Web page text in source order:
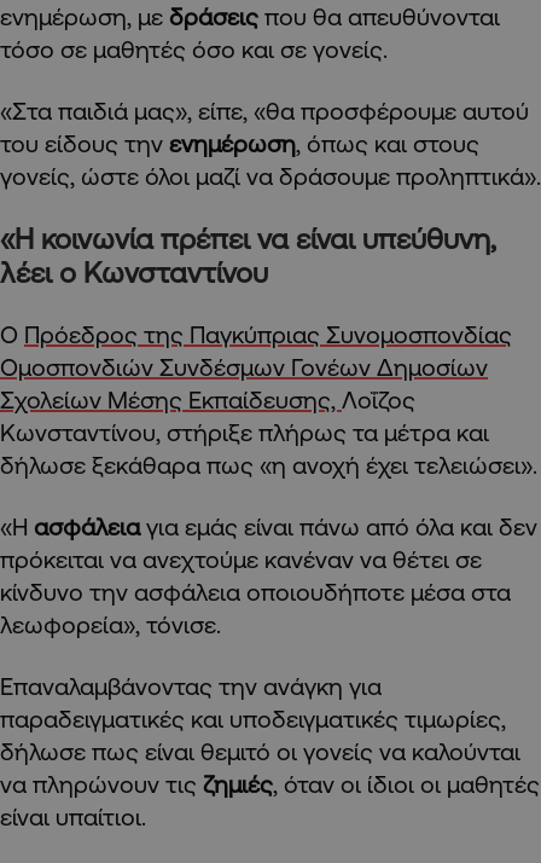
ενημέρωση, με δράσεις που θα απευθύνονται
τόσο σε μαθητές όσο και σε γονείς.
«Στα παιδιά μας», είπε, «θα προσφέρουμε αυτού
του είδους την ενημέρωση, όπως και στους
γονείς, ώστε όλοι μαζί να δράσουμε προληπτικά».
«Η κοινωνία πρέπει να είναι υπεύθυνη,
λέει ο Κωνσταντίνου
Ο Πρόεδρος της Παγκύπριας Συνομοσπονδίας
Ομοσπονδιών Συνδέσμων Γονέων Δημοσίων
Σχολείων Μέσης Εκπαίδευσης, Λοΐζος
Κωνσταντίνου, στήριξε πλήρως τα μέτρα και
δήλωσε ξεκάθαρα πως «η ανοχή έχει τελειώσει».
«Η ασφάλειαγια εμάς είναι πάνω από όλα και δεν
πρόκειται να ανεχτούμε κανέναν να θέτει σε
κίνδυνο την ασφάλεια οποιουδήποτε μέσα στα
λεωφορεία», τόνισε.
Επαναλαμβάνοντας την ανάγκη για
παραδειγματικές και υποδειγματικές τιμωρίες,
δήλωσε πως είναι θεμιτό οι γονείς να καλούνται
να πληρώνουν τις ζημιές, όταν οι ίδιοι οι μαθητές
είναι υπαίτιοι.